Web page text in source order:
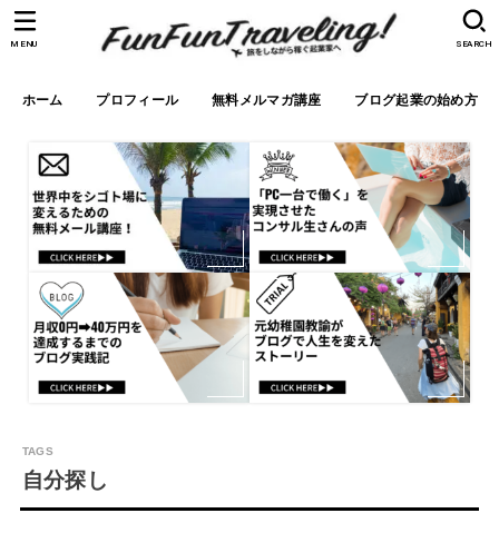
ホーム プロフィール 無料メルマガ講座 ブログ起業の始め方
SEARCH
MENU
自分探し